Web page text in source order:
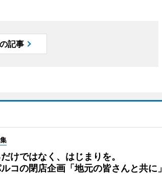
記事
けではなく、はじまりを。
コの閉店企画「地元の皆さんと共に」